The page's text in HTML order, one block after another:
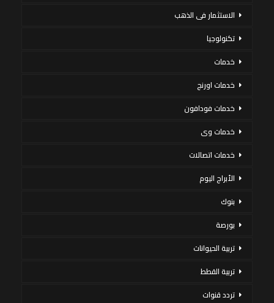
الاستثمار فى الذهب
تكنولوجيا
خدمات
خدمات اورنج
خدمات فودافون
خدمات وى
خدمات اتصالات
الأبراج اليوم
بنوك
بورصة
تربية الحيوانات
تربية القطط
تردد قنوات